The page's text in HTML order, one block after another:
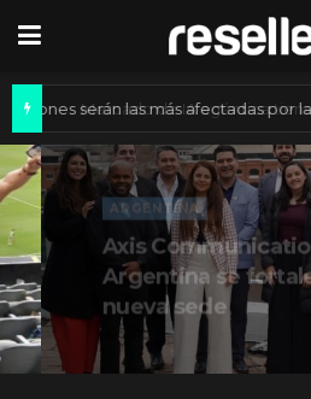
ARGENTINA
Axis Communications
Argentina se fortalece con
nueva sede